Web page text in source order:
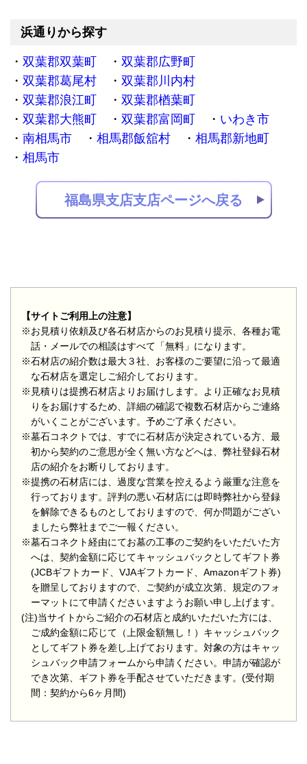
浜通りから探す
双葉郡双葉町
双葉郡広野町
双葉郡葛尾村
双葉郡川内村
双葉郡浪江町
双葉郡楢葉町
双葉郡大熊町
双葉郡富岡町
いわき市
南相馬市
相馬郡飯舘村
相馬郡新地町
相馬市
福島県支店支店ページへ戻る
【サイトご利用上の注意】
※お見積り依頼及び各石材店からのお見積り提示、各種お電
話・メールでの相談はすべて「無料」になります。
※石材店の紹介数は最大３社、お客様のご要望に沿って最適
な石材店を選定しご紹介しております。
※見積りは提携石材店よりお届けします。より正確なお見積
りをお届けするため、詳細の確認で複数石材店からご連絡
がいくことがございます。予めご了承ください。
※墓石コネクトでは、すでに石材店が決定されている方、最
初から契約のご意思が全く無い方などへは、弊社登録石材
店の紹介をお断りしております。
※提携の石材店には、過度な営業を控えるよう厳重な注意を
行っております。評判の悪い石材店には即時弊社から登録
を解除できるものとしておりますので、何か問題がござい
ましたら弊社までご一報ください。
※墓石コネクト経由にてお墓の工事のご契約をいただいた方
へは、契約金額に応じてキャッシュバックとしてギフト券
(JCBギフトカード、VJAギフトカード、Amazonギフト券)
を贈呈しておりますので、ご契約が成立次第、規定のフォ
ーマットにて申請くださいますようお願い申し上げます。
(注)当サイトからご紹介の石材店と成約いただいた方には、
ご成約金額に応じて（上限金額無し！）キャッシュバック
としてギフト券を差し上げております。対象の方はキャッ
シュバック申請フォームから申請ください。申請が確認が
でき次第、ギフト券を手配させていただきます。(受付期
間：契約から6ヶ月間)